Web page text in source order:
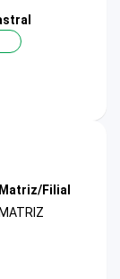
Matriz/Filial
MATRIZ